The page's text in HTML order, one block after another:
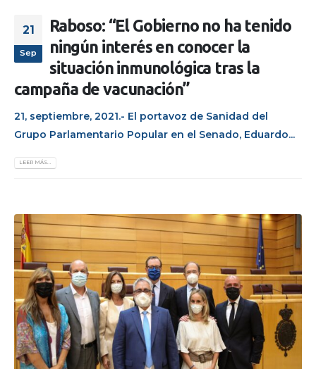
21
Sep
Raboso: “El Gobierno no ha tenido
ningún interés en conocer la
situación inmunológica tras la
campaña de vacunación”
21, septiembre, 2021.- El portavoz de Sanidad del
Grupo Parlamentario Popular en el Senado, Eduardo...
LEER MÁS...